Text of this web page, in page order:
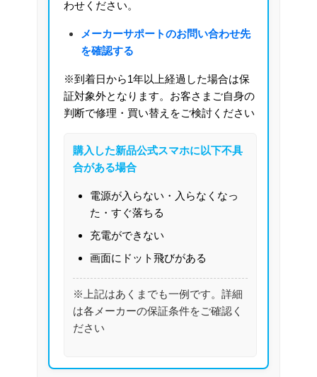
わせください。
メーカーサポートのお問い合わせ先
を確認する
※到着日から1年以上経過した場合は保
証対象外となります。お客さまご自身の
判断で修理・買い替えをご検討ください
購入した新品公式スマホに以下不具
合がある場合
電源が入らない・入らなくなっ
た・すぐ落ちる
充電ができない
画面にドット飛びがある
※上記はあくまでも一例です。詳細
は各メーカーの保証条件をご確認く
ださい